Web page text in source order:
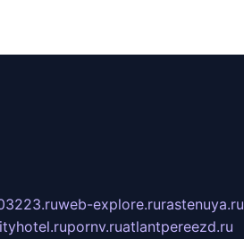
web-explore.rurastenuya.ru
pornv.ruatlantpereezd.ru